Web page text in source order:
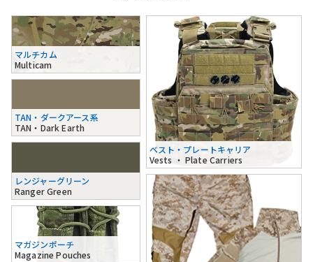
マルチカム
Multicam
TAN・ダークアース系
TAN・Dark Earth
レンジャーグリーン
Ranger Green
ベスト・プレートキャリア
Vests ・ Plate Carriers
マガジンポーチ
Magazine Pouches